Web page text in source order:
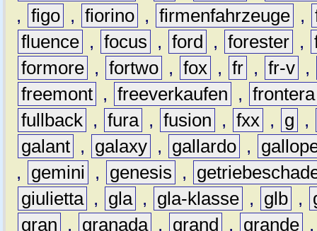
, figo , fiorino , firmenfahrzeuge ,
fluence , focus , ford , forester ,
formore , fortwo , fox , fr , fr-v ,
freemont , freeverkaufen , frontera
fullback , fura , fusion , fxx , g
,
galant , galaxy , gallardo ,
,
gemini , genesis ,
giulietta , gla , gla-klasse , glb ,
gran
, granada , grand , grande